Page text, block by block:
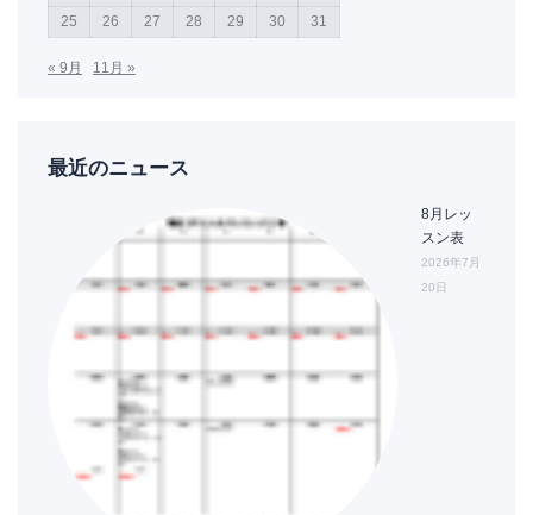
25
26 27 28 29 30 31
« 9月 11月 »
最近のニュース
8月レッ
スン表
2026年7月
20日